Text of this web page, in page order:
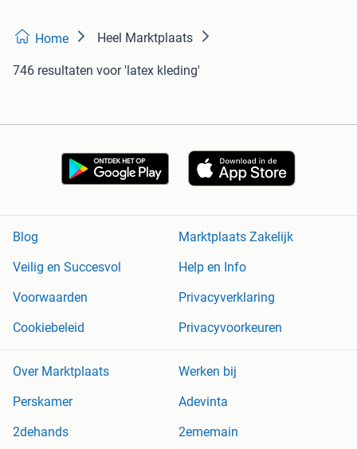
Home Heel Marktplaats
746 resultaten voor 'latex kleding'
Blog
Marktplaats Zakelijk
Veilig en Succesvol
Help en Info
Voorwaarden
Privacyverklaring
Cookiebeleid
Privacyvoorkeuren
Over Marktplaats
Werken bij
Perskamer
Adevinta
2dehands
2ememain